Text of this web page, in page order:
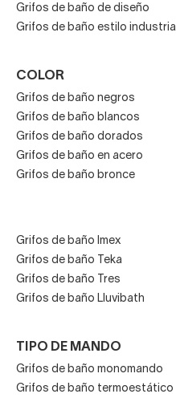
Grifos de baño de diseño
Grifos de baño estilo industrial
COLOR
Grifos de baño negros
Grifos de baño blancos
Grifos de baño dorados
Grifos de baño en acero
Grifos de baño bronce
Grifos de baño Imex
Grifos de baño Teka
Grifos de baño Tres
Grifos de baño Lluvibath
TIPO DE MANDO
Grifos de baño monomando
Grifos de baño termoestático